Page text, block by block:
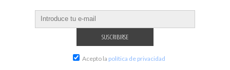
Acepto la política de privacidad